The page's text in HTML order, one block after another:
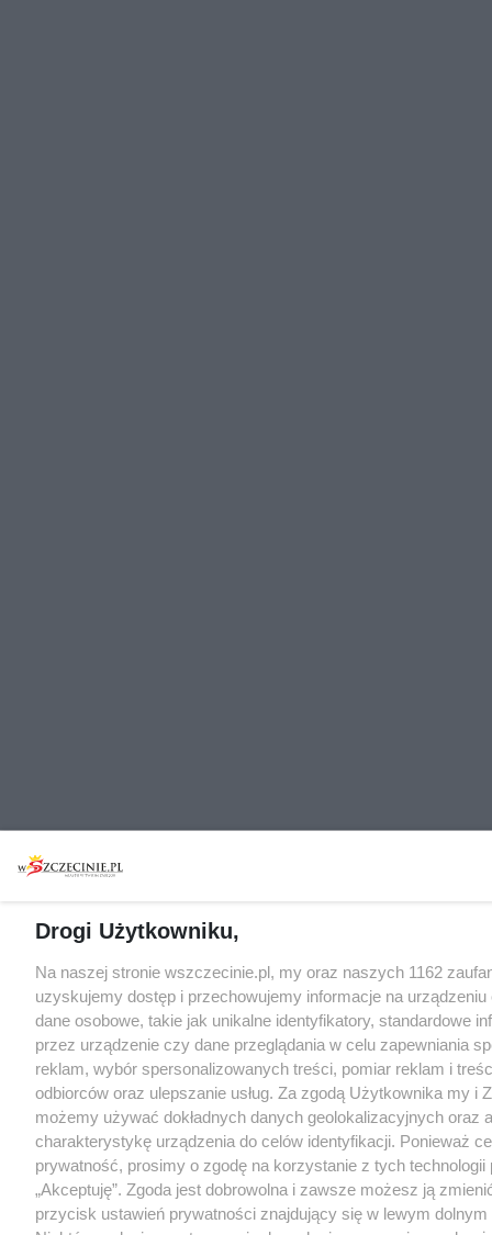
Drogi Użytkowniku,
Na naszej stronie wszczecinie.pl, my oraz naszych 1162
uzyskujemy dostęp i przechowujemy informacje na
dane osobowe, takie jak unikalne identyfikatory, standardowe
przez urządzenie czy dane przeglądania w celu zapewniania
reklam, wybór spersonalizowanych treści, pomiar reklam i
odbiorców oraz ulepszanie usług. Za zgodą Użytkownika my i
możemy używać dokładnych danych geolokalizacyjnych oraz
charakterystykę urządzenia do celów identyfikacji. Ponieważ
prywatność, prosimy o zgodę na korzystanie z tych technologii
„Akceptuję”. Zgoda jest dobrowolna i zawsze możesz ją
przycisk ustawień prywatności znajdujący się w lewym